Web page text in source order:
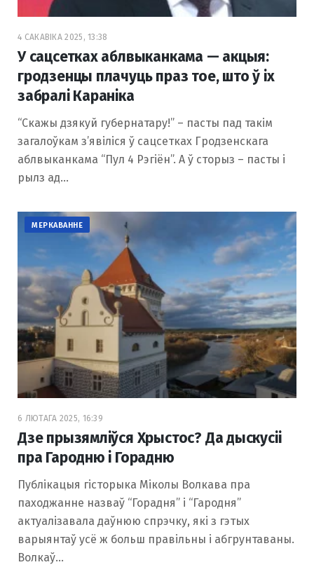
4 САКАВІКА 2025, 13:38
У сацсетках аблвыканкама — акцыя:
гродзенцы плачуць праз тое, што ў іх
забралі Караніка
“Скажы дзякуй губернатару!” – пасты пад такім
загалоўкам з’явіліся ў сацсетках Гродзенскага
аблвыканкама “Пул 4 Рэгіён”. А ў сторыз – пасты і
рылз ад…
МЕРКАВАННЕ
6 ЛЮТАГА 2025, 16:39
Дзе прызямліўся Хрыстос? Да дыскусіі
пра Гародню і Горадню
Публікацыя гісторыка Міколы Волкава пра
паходжанне назваў “Горадня” і “Гародня”
актуалізавала даўнюю спрэчку, які з гэтых
варыянтаў усё ж больш правільны і абгрунтаваны.
Волкаў…